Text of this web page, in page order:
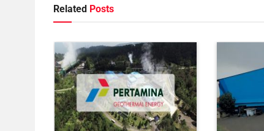
Related Posts